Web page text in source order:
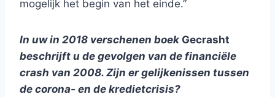
mogelijk het begin van het einde.”
In uw in 2018 verschenen boek Gecrasht
beschrijft u de gevolgen van de financiële
crash van 2008. Zijn er gelijkenissen tussen
de corona- en de kredietcrisis?